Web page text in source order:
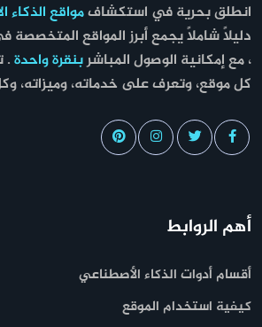
انطلق بحرية في استكشافمواقع الذكاء
دليلاً شاملاً يجمع أبرز المواقع المتخصصة
، مع إمكانية الوصول المباشربنقرة واحدة.
كل موقع، وتعرف على خدماته، وميزاته،
أهم الروابط
أقسام أدوات الذكاء الأصطناعي
كيفية استخدام الموقع